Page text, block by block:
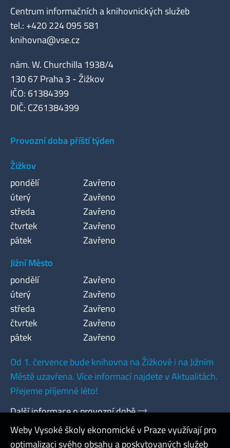
Centrum informačních a knihovnických služeb
tel.: +420 224 095 581
knihovna@vse.cz
nám. W. Churchilla 1938/4
130 67 Praha 3 - Žižkov
IČO: 61384399
DIČ: CZ61384399
Provozní doba příští týden
Žižkov
pondělí
Zavřeno
úterý
Zavřeno
středa
Zavřeno
čtvrtek
Zavřeno
pátek
Zavřeno
Jižní Město
pondělí
Zavřeno
úterý
Zavřeno
středa
Zavřeno
čtvrtek
Zavřeno
pátek
Zavřeno
Od 1. července bude knihovna na Žižkově i na Jižním
Městě uzavřena. Více informací najdete v Aktualitách.
Přejeme příjemné léto!
Další informace o provozní době
Weby Vysoké školy ekonomické v Praze využívají pro
optimalizaci svého obsahu a poskytovaných služeb